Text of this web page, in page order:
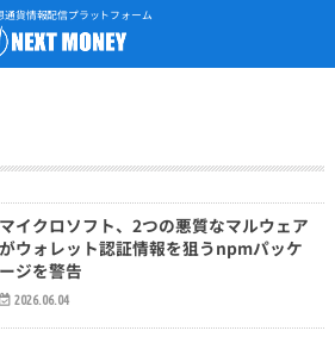
通貨情報配信プラットフォーム
マイクロソフト、2つの悪質なマルウェア
がウォレット認証情報を狙うnpmパッケ
ージを警告
2026.06.04